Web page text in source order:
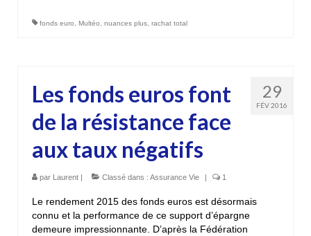
fonds euro Multéo nuances plus rachat total
29
FÉV 2016
Les fonds euros font
de la résistance face
aux taux négatifs
par Laurent | Classé dans : Assurance Vie | 1
Le rendement 2015 des fonds euros est désormais
connu et la performance de ce support d’épargne
demeure impressionnante. D’après la Fédération